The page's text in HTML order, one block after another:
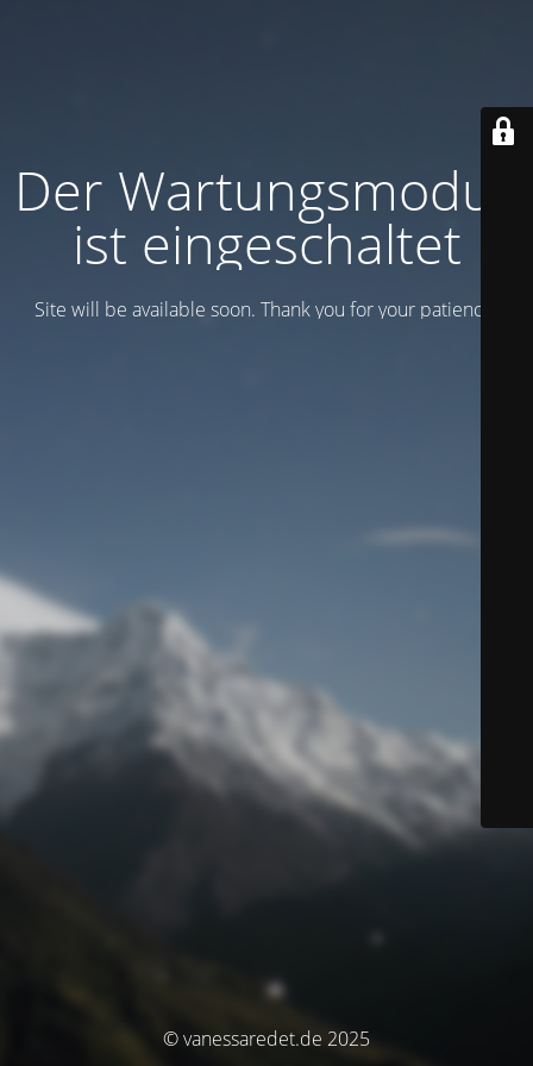
Der Wartungsmodus
ist eingeschaltet
Site will be available soon. Thank you for your patience!
© vanessaredet.de 2025